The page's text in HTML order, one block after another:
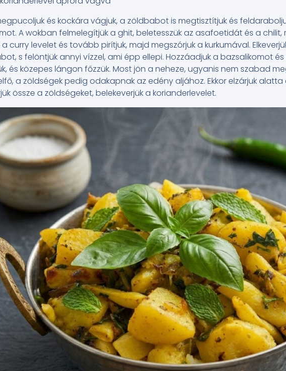
és kockára vágjuk, a zöldbabot is megtisztítjuk és
A wokban felmelegítjük a ghit, beletesszük az asafoetidát és a chilit,
curry levelet és tovább pirítjuk, majd megszórjuk a kurkumával.
s felöntjük annyi vízzel, ami épp ellepi. Hozzáadjuk a bazsalikomot és
és közepes lángon főzzük. Most jön a neheze, ugyanis nem szabad
a zöldségek pedig odakapnak az edény aljához. Ekkor elzárjuk
össze a zöldségeket, belekeverjük a korianderlevelet.